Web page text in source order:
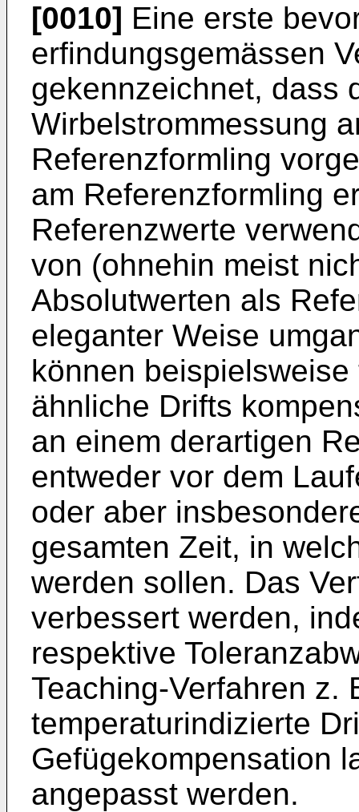
[0010] Eine erste
erfindungsgemässen
gekennzeichnet, dass
Wirbelstrommessung
Referenzformling
am Referenzformling
Referenzwerte
von (ohnehin meist
Absolutwerten als
eleganter Weise
können
ähnliche Drifts
an einem derartigen
entweder vor dem
oder aber
gesamten Zeit, in
werden sollen. Das
verbessert werden,
respektive
Teaching-Verfahren z.
temperaturindizierte
Gefügekompensation
angepasst werden.